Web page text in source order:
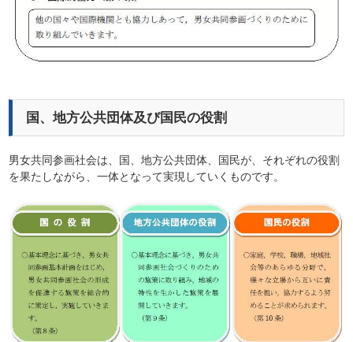
国、地方公共団体及び国民の役割
男女共同参画社会は、国、地方公共団体、国民が、それぞれの役割
を果たしながら、一体となって実現していくものです。